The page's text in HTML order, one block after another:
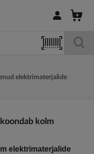
Logi sisse /
elektrimaterjalide
kolm
elektrimaterjalide